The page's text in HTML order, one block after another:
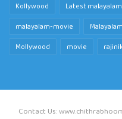
Kollywood
Latest
malayalam-movie
Mollywood
movie
Contact Us: